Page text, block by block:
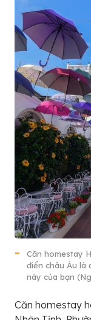
Căn homestay
điển châu Âu là
này của bạn
Căn homestay